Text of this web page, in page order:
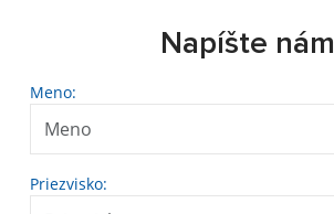
Napíšte nám
Meno:
Priezvisko: